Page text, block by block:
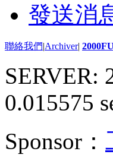
發送消
聯絡我們|Archiver|
SERVER:
0.015575
Sponsor：